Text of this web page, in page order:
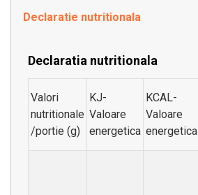
Declaratie nutritionala
Declaratia nutritionala
Valori
nutritionale
/portie (g)
KJ-
Valoare
energetica
KCAL-
Valoare
energetica